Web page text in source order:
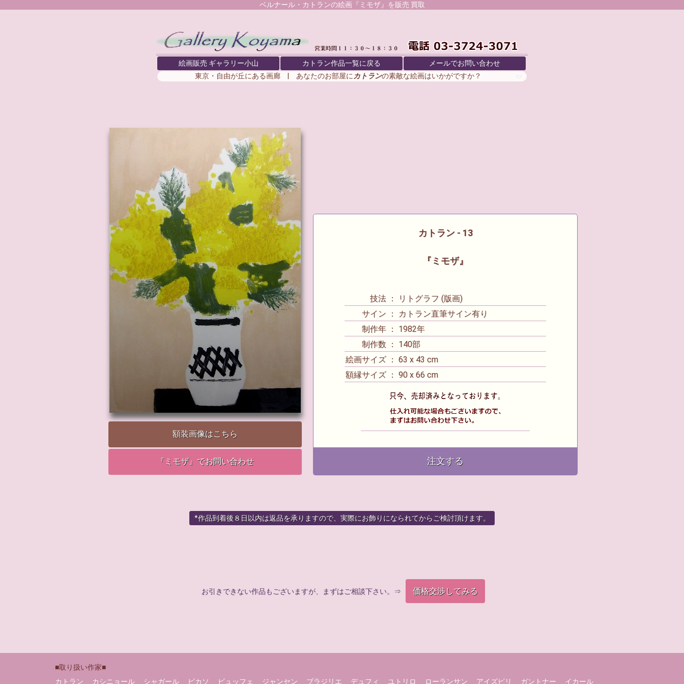
ベルナール・カトランの絵画『ミモザ』を販売 買取
絵画販売 ギャラリー小山 カトラン作品一覧に戻る
メールでお問い合わせ
東京・自由が丘にある画廊 | あなたのお部屋に カトランの素敵な絵画はいかがですか？
額装画像はこちら
『ミモザ』でお問い合わせ
カトラン - 13
『ミモザ』
技法 ： リトグラフ (版画)
サイン ： カトラン直筆サイン有り
制作年 ： 1982年
制作数 ： 140部
絵画サイズ ： 63 x 43 cm
額縁サイズ ： 90 x 66 cm
注文する
*作品到着後８日以内は返品を承りますので、実際にお飾りになられてからご検討頂けます。
お引きできない作品もございますが、まずはご相談下さい。⇒ 価格交渉してみる
■取り扱い作家■
カトラン
カシニョール シャガール ピカソ ビュッフェ ジャンセン ブラジリエ デュフィ ユトリロ ローランサン アイズピリ ガントナー イカール